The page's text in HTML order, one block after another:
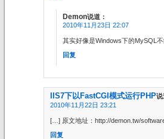
Demon说道：
2010年11月23日 22:07
其实好像是Windows下的MySQL
回复
IIS7下以FastCGI模式运行PHP说
2010年11月22日 23:21
[…] 原文地址：http://demon.tw/
回复